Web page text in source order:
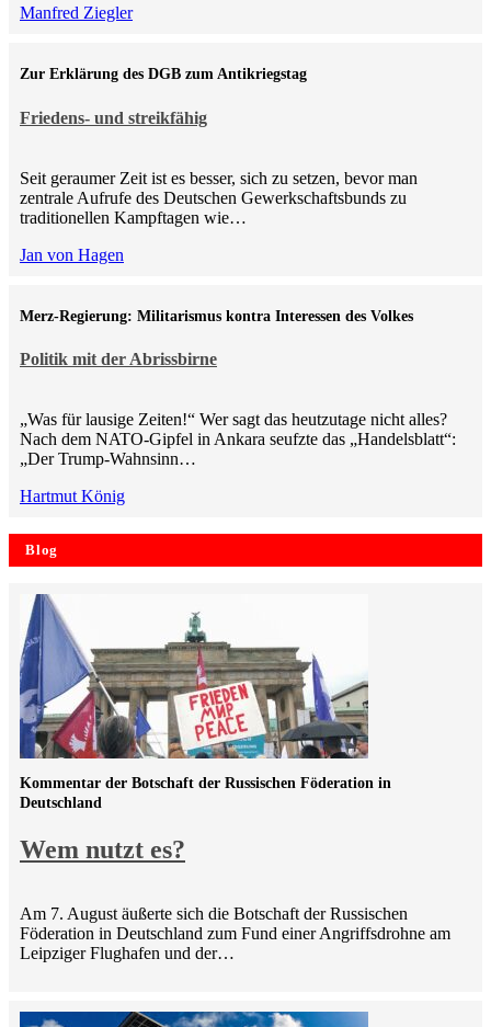
Manfred Ziegler
Friedens- und streikfähig
Zur Erklärung des DGB zum Antikriegstag
Seit geraumer Zeit ist es besser, sich zu setzen, bevor man
zentrale Aufrufe des Deutschen Gewerkschaftsbunds zu
traditionellen Kampftagen wie…
Jan von Hagen
Politik mit der Abrissbirne
Merz-Regierung: Militarismus kontra Inte­ressen des Volkes
„Was für lausige Zeiten!“ Wer sagt das heutzutage nicht alles?
Nach dem NATO-Gipfel in Ankara seufzte das „Handelsblatt“:
„Der Trump-Wahnsinn…
Hartmut König
Blog
Wem nutzt es?
Kommentar der Botschaft der Russischen Föderation in
Deutschland
Am 7. August äußerte sich die Botschaft der Russischen
Föderation in Deutschland zum Fund einer Angriffsdrohne am
Leipziger Flughafen und der…